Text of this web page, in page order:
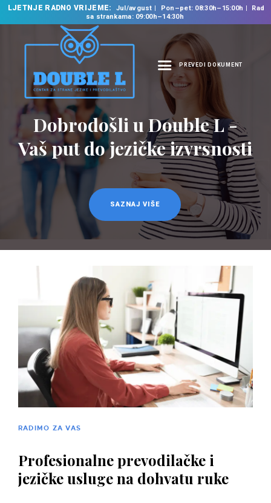
LJETNJE RADNO VRIJEME: Jul/avgust Pon–pet: 08:30h–15:00h
Rad
sa strankama: 09:00h–14:30h
PREVEDI DOKUMENT
NASLOVNA
O NAMA
NAŠE USLUGE
ŠKOLA STRANIH
JEZIKA
PREVODILAČKI BIRO
KURSEVI
NOVOSTI
KONTAKT
Dobrodošli u Double L -
Vaš put do jezičke izvrsnosti
SAZNAJ VIŠE
RADIMO ZA VAS
Profesionalne prevodilačke i
jezičke usluge na dohvatu ruke